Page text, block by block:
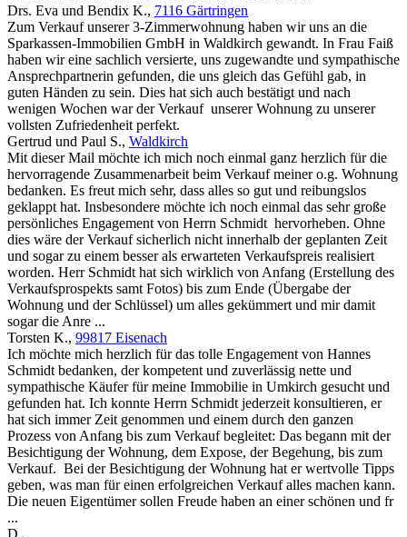
Drs. Eva und Bendix K., 7116 Gärtringen
Zum Verkauf unserer 3-Zimmerwohnung haben wir uns an die
Sparkassen-Immobilien GmbH in Waldkirch gewandt. In Frau Faiß
haben wir eine sachlich versierte, uns zugewandte und sympathische
Ansprechpartnerin gefunden, die uns gleich das Gefühl gab, in
guten Händen zu sein. Dies hat sich auch bestätigt und nach
wenigen Wochen war der Verkauf unserer Wohnung zu unserer
vollsten Zufriedenheit perfekt.
Gertrud und Paul S., Waldkirch
Mit dieser Mail möchte ich mich noch einmal ganz herzlich für die
hervorragende Zusammenarbeit beim Verkauf meiner o.g. Wohnung
bedanken. Es freut mich sehr, dass alles so gut und reibungslos
geklappt hat. Insbesondere möchte ich noch einmal das sehr große
persönliches Engagement von Herrn Schmidt hervorheben. Ohne
dies wäre der Verkauf sicherlich nicht innerhalb der geplanten Zeit
und sogar zu einem besser als erwarteten Verkaufspreis realisiert
worden. Herr Schmidt hat sich wirklich von Anfang (Erstellung des
Verkaufsprospekts samt Fotos) bis zum Ende (Übergabe der
Wohnung und der Schlüssel) um alles gekümmert und mir damit
sogar die Anre ...
Torsten K., 99817 Eisenach
Ich möchte mich herzlich für das tolle Engagement von Hannes
Schmidt bedanken, der kompetent und zuverlässig nette und
sympathische Käufer für meine Immobilie in Umkirch gesucht und
gefunden hat. Ich konnte Herrn Schmidt jederzeit konsultieren, er
hat sich immer Zeit genommen und einem durch den ganzen
Prozess von Anfang bis zum Verkauf begleitet: Das begann mit der
Besichtigung der Wohnung, dem Expose, der Begehung, bis zum
Verkauf. Bei der Besichtigung der Wohnung hat er wertvolle Tipps
geben, was man für einen erfolgreichen Verkauf alles machen kann.
Die neuen Eigentümer sollen Freude haben an einer schönen und fr
...
D.,